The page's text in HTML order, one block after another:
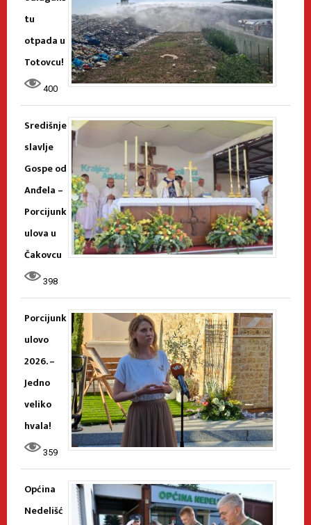
tu
otpada u
Totovcu!
400
Središnje
slavlje
Gospe od
Anđela –
Porcijunk
ulova u
Čakovcu
398
Porcijunk
ulovo
2026. –
Jedno
veliko
hvala!
359
Općina
Nedelišć